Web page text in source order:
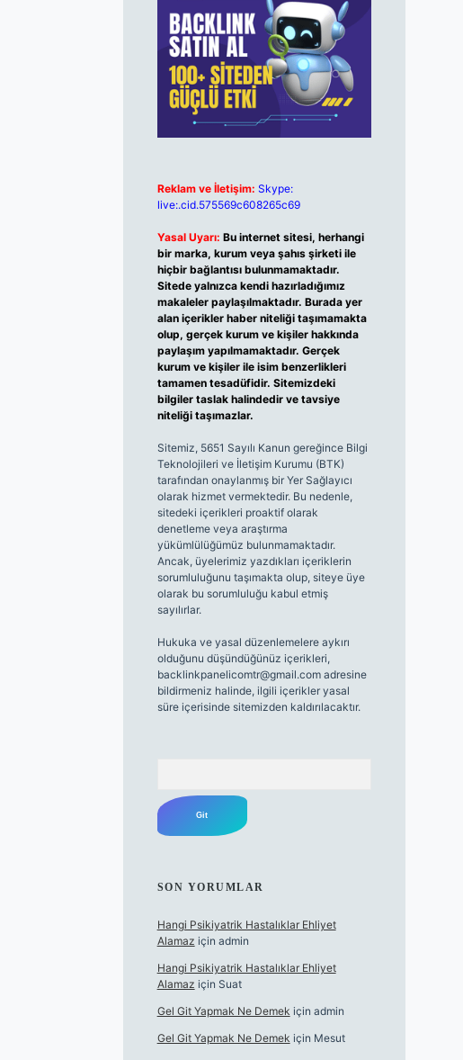
Reklam ve İletişim: Skype:
live:.cid.575569c608265c69
Yasal Uyarı: Bu internet sitesi, herhangi
bir marka, kurum veya şahıs şirketi ile
hiçbir bağlantısı bulunmamaktadır.
Sitede yalnızca kendi hazırladığımız
makaleler paylaşılmaktadır. Burada yer
alan içerikler haber niteliği taşımamakta
olup, gerçek kurum ve kişiler hakkında
paylaşım yapılmamaktadır. Gerçek
kurum ve kişiler ile isim benzerlikleri
tamamen tesadüfidir. Sitemizdeki
bilgiler taslak halindedir ve tavsiye
niteliği taşımazlar.
Sitemiz, 5651 Sayılı Kanun gereğince Bilgi
Teknolojileri ve İletişim Kurumu (BTK)
tarafından onaylanmış bir Yer Sağlayıcı
olarak hizmet vermektedir. Bu nedenle,
sitedeki içerikleri proaktif olarak
denetleme veya araştırma
yükümlülüğümüz bulunmamaktadır.
Ancak, üyelerimiz yazdıkları içeriklerin
sorumluluğunu taşımakta olup, siteye üye
olarak bu sorumluluğu kabul etmiş
sayılırlar.
Hukuka ve yasal düzenlemelere aykırı
olduğunu düşündüğünüz içerikleri,
backlinkpanelicomtr@gmail.comadresine
bildirmeniz halinde, ilgili içerikler yasal
süre içerisinde sitemizden kaldırılacaktır.
SON YORUMLAR
Hangi Psikiyatrik Hastalıklar Ehliyet
Alamaz için admin
Hangi Psikiyatrik Hastalıklar Ehliyet
Alamaz için Suat
Gel Git Yapmak Ne Demek için admin
Gel Git Yapmak Ne Demek için Mesut